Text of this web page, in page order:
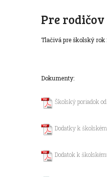
Pre rodičov
Tlačivá pre školský rok
Dokumenty:
Školský poriadok
Dodatky k
Dodatok k